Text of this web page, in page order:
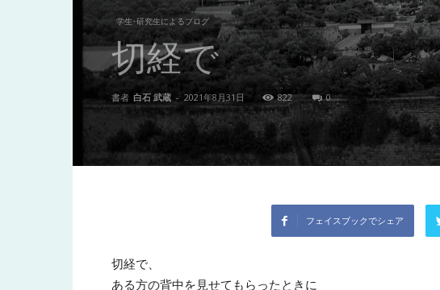
医
学
所
学生･研究生によるブログ
切経で
書者 白石 武蔵 - 2021年8月31日 822 0
フェイスブックでシェア
切経で、
ある方の背中を見せてもらったときに